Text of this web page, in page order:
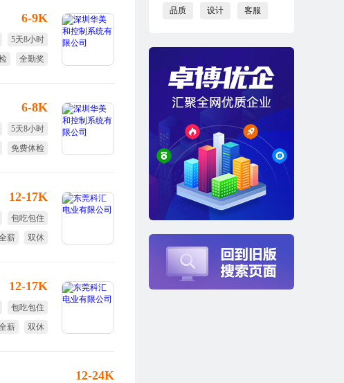
品质 设计 客服
6-9K
5天8小时
全勤奖
6-8K
5天8小时
免费体检
12-17K
包吃包住
薪
双休
12-17K
包吃包住
薪
双休
12-24K